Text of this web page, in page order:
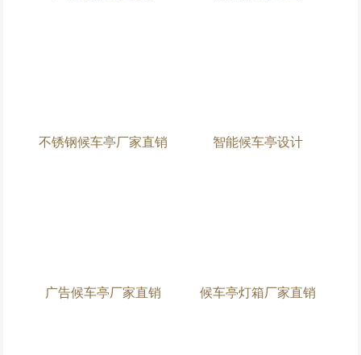
不锈钢候车亭厂家直销 智能候车亭设计
广告候车亭厂家直销 候车亭灯箱厂家直销